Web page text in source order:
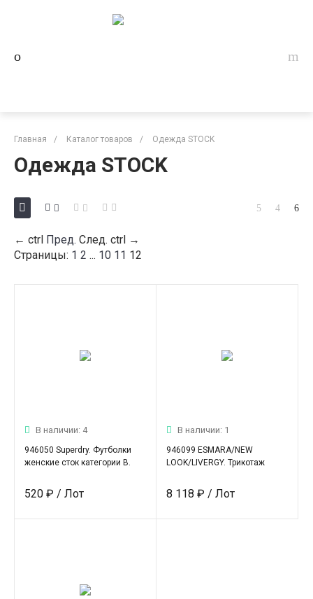
Главная / Каталог товаров / Одежда STOCK
Одежда STOCK
← ctrl Пред. След. ctrl →
Страницы: 1 2 ... 10 11 12
В наличии: 4
946050 Superdry. Футболки
женские сток категории В.
520 ₽ / Лот
В наличии: 1
946099 ESMARA/NEW
LOOK/LIVERGY. Трикотаж
8 118 ₽ / Лот